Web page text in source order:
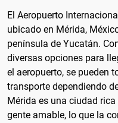
El Aeropuerto
ubicado en Mérida,
península de Yucatán.
diversas opciones para
el aeropuerto, se pueden
transporte dependiendo
Mérida es una ciudad
gente amable, lo que la